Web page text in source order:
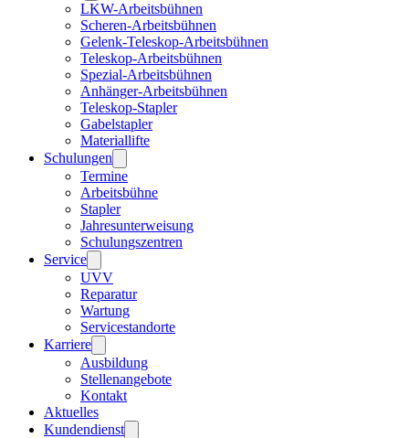
LKW-Arbeitsbühnen
Scheren-Arbeitsbühnen
Gelenk-Teleskop-Arbeitsbühnen
Teleskop-Arbeitsbühnen
Spezial-Arbeitsbühnen
Anhänger-Arbeitsbühnen
Teleskop-Stapler
Gabelstapler
Materiallifte
Schulungen
Termine
Arbeitsbühne
Stapler
Jahresunterweisung
Schulungszentren
Service
UVV
Reparatur
Wartung
Servicestandorte
Karriere
Ausbildung
Stellenangebote
Kontakt
Aktuelles
Kundendienst